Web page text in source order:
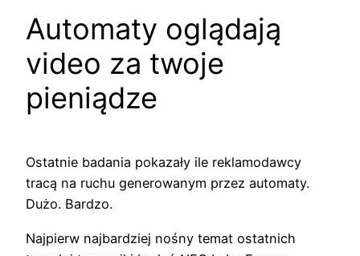
Automaty oglądają
video za twoje
pieniądze
Ostatnie badania pokazały ile reklamodawcy
tracą na ruchu generowanym przez automaty.
Dużo. Bardzo.
Najpierw najbardziej nośny temat ostatnich